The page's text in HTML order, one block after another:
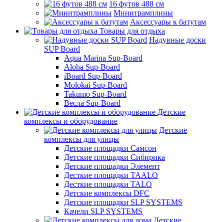
16 футов 488 см
Минитрамплины
Аксессуары к батутам
Товары для отдыха
Надувные доски
SUP Board
Aqua Marina Sup-Board
Aloha Sup-Board
iBoard Sup-Board
Molokai Sup-Board
Takumo Sup-Board
Весла Sup-Board
Детские
комплексы и оборудование
Детские
комплексы для улицы
Детские площадки Самсон
Детские площадки Сибирика
Детские площадки Элемент
Десткие площадки TAALO
Десткие площадки TALO
Детские комплексы DFC
Детские площадки SLP SYSTEMS
Качели SLP SYSTEMS
Детские